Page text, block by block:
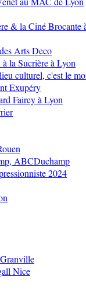
& la Ciné Brocante
Arts Deco
la Sucrière à Lyon
culturel, c'est le
Exupéry
Fairey à Lyon
ABCDuchamp
2024
Nice